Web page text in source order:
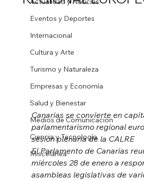
Eventos y Deportes
Internacional
Cultura y Arte
Turismo y Naturaleza
Empresas y Economía
Salud y Bienestar
Medios de Comunicación
Ciencia y Tecnología
Miscelánea
Canarias se convierte en
parlamentarismo regional
sesión plenaria de la CALRE
El Parlamento de Canarias
miércoles 28 de enero a
asambleas legislativas de